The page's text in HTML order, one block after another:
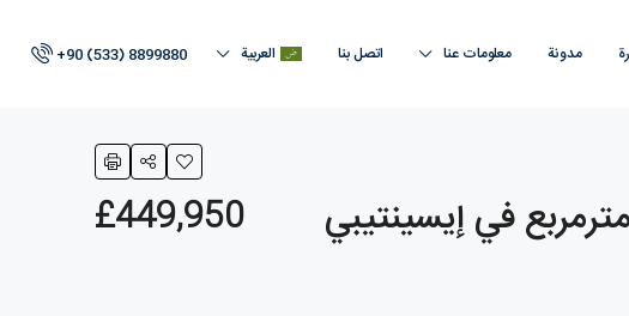
مدونة معلومات عنا اتصل بنا العربية +90 (533) 8899880
£449,950